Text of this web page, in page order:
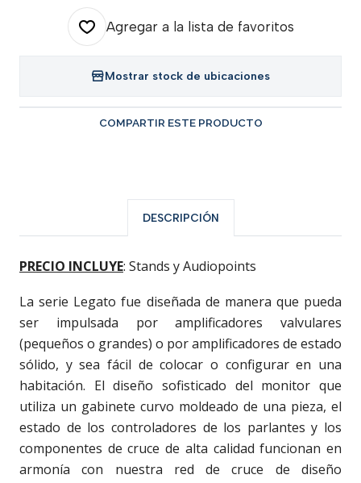
Agregar a la lista de favoritos
Mostrar stock de ubicaciones
COMPARTIR ESTE PRODUCTO
DESCRIPCIÓN
PRECIO INCLUYE: Stands y Audiopoints
La serie Legato fue diseñada de manera que pueda
ser impulsada por amplificadores valvulares
(pequeños o grandes) o por amplificadores de estado
sólido, y sea fácil de colocar o configurar en una
habitación. El diseño sofisticado del monitor que
utiliza un gabinete curvo moldeado de una pieza, el
estado de los controladores de los parlantes y los
componentes de cruce de alta calidad funcionan en
armonía con nuestra red de cruce de diseño